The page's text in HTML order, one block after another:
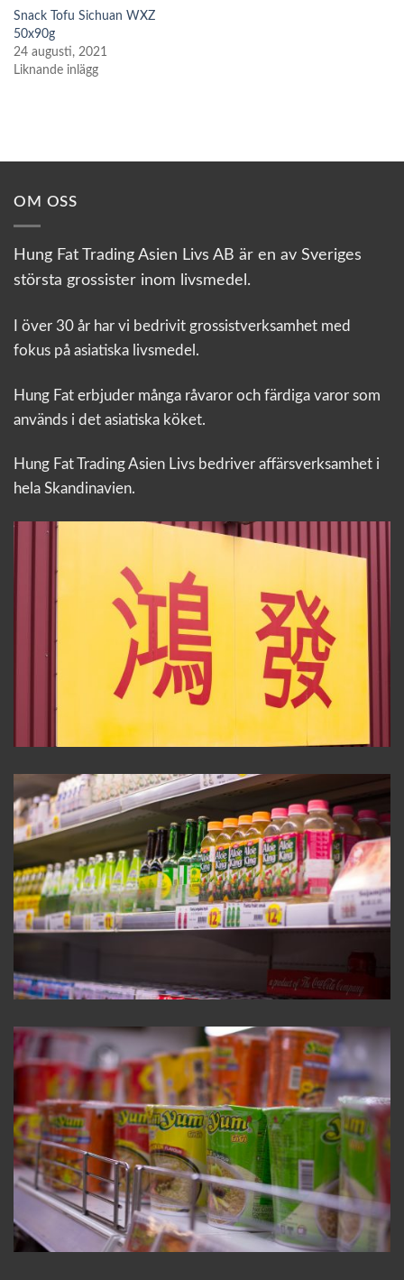
Snack Tofu Sichuan WXZ
50x90g
24 augusti, 2021
Liknande inlägg
OM OSS
Hung Fat Trading Asien Livs AB är en av Sveriges
största grossister inom livsmedel.
I över 30 år har vi bedrivit grossistverksamhet med
fokus på asiatiska livsmedel.
Hung Fat erbjuder många råvaror och färdiga varor som
används i det asiatiska köket.
Hung Fat Trading Asien Livs bedriver affärsverksamhet i
hela Skandinavien.